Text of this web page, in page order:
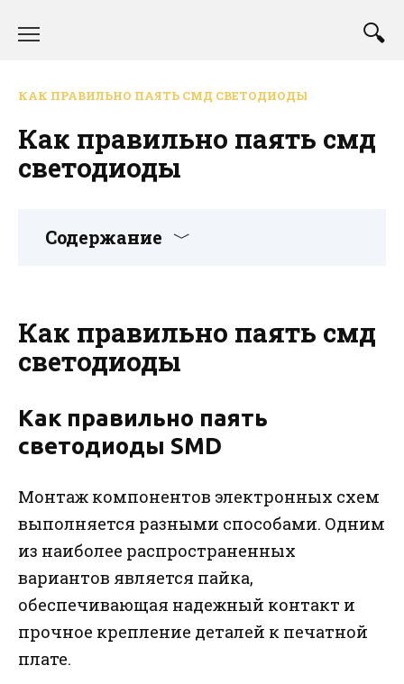
КАК ПРАВИЛЬНО ПАЯТЬ СМД СВЕТОДИОДЫ
Как правильно паять смд
светодиоды
Содержание
Как правильно паять смд
светодиоды
Как правильно паять
светодиоды SMD
Монтаж компонентов электронных схем
выполняется разными способами. Одним
из наиболее распространенных
вариантов является пайка,
обеспечивающая надежный контакт и
прочное крепление деталей к печатной
плате.